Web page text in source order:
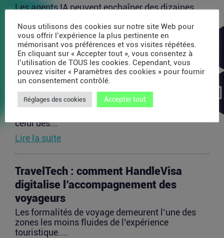
Les agents IA peuvent enchaîner des dizaines
acheter...
Lire la suite
PDP : la bataille des plateformes
françaises de la facture électronique
La généralisation de la facture électronique crée,
celui des...
Lire la suite
TravelTech : comment HandleVisa
digitalise l’accompagnement des
voyageurs
Les formalités de voyage demeurent l’une des
zones les moins fluides de l’expérience
touristique....
Nous utilisons des cookies sur notre site Web pour
vous offrir l’expérience la plus pertinente en
mémorisant vos préférences et vos visites répétées.
En cliquant sur « Accepter tout », vous consentez à
l’utilisation de TOUS les cookies. Cependant, vous
pouvez visiter « Paramètres des cookies » pour fournir
un consentement contrôlé.
Réglages des cookies Accepter tout